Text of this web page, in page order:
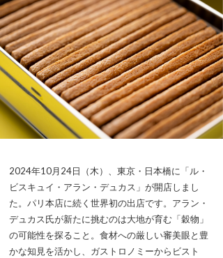
2024年10月24日（木）、東京・日本橋に「ル・
ビスキュイ・アラン・デュカス」が開店しまし
た。パリ本店に続く世界初の出店です。アラン・
デュカス氏が新たに挑むのは大地が育む「穀物」
の可能性を探ること。食材への厳しい審美眼と豊
かな知見を活かし、ガストロノミーからビスト